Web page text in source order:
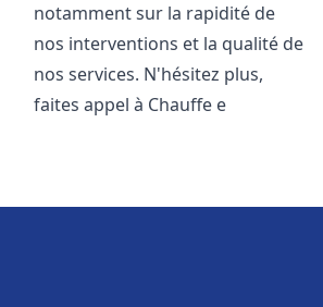
notamment sur la rapidité de
nos interventions et la qualité de
nos services. N'hésitez plus,
faites appel à Chauffe e